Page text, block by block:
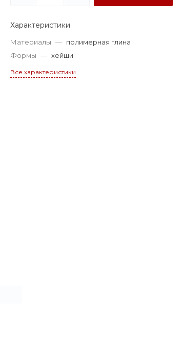
Характеристики
Материалы — полимерная глина
Формы — хейши
Все характеристики